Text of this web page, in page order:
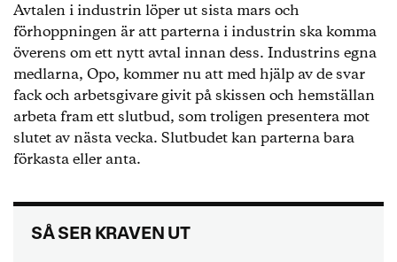
Avtalen i industrin löper ut sista mars och
förhoppningen är att parterna i industrin ska komma
överens om ett nytt avtal innan dess. Industrins egna
medlarna, Opo, kommer nu att med hjälp av de svar
fack och arbetsgivare givit på skissen och hemställan
arbeta fram ett slutbud, som troligen presentera mot
slutet av nästa vecka. Slutbudet kan parterna bara
förkasta eller anta.
SÅ SER KRAVEN UT